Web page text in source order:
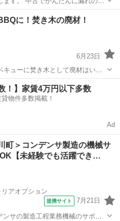
受ス、トレーニング ボート
に！焚き木の廃材！
6月23日
ューに焚き木として廃材はいか
に来てくだされば、もちろんお代
た木材ですので、乾いていて燃
ます...
スポーツ 廃材
！】家賃4万円以下多数
物件多数掲載！
Ad
町＞コンデンサ製造の機械サ
【未経験でも活躍でき…
アオプション
提携サイト 7月21日
サの製造工程業務機械のサポー